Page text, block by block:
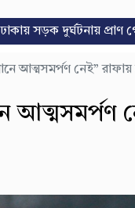
দুর্ঘটনায় প্রাণ গেল
আত্মসমর্পণ নেই” রাফায়
আত্মসমর্পণ